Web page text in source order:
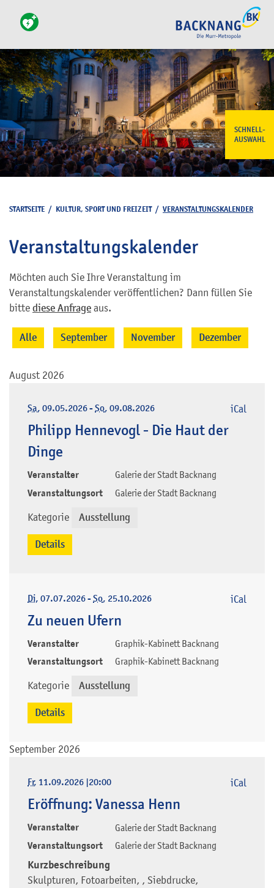
SCHNELL-
AUSWAHL
STARTSEITE / KULTUR, SPORT UND FREIZEIT/ VERANSTALTUNGSKALENDER
Veranstaltungskalender
Möchten auch Sie Ihre Veranstaltung im
Veranstaltungskalender veröffentlichen? Dann füllen Sie
bitte diese Anfrage aus.
Alle September November Dezember
August 2026
Sa, 09.05.2026-So, 09.08.2026
Philipp Hennevogl - Die Haut der
Dinge
Veranstalter Galerie der Stadt Backnang
Veranstaltungsort Galerie der Stadt Backnang
Kategorie Ausstellung
iCal
Details
Di, 07.07.2026-So, 25.10.2026
Zu neuen Ufern
Veranstalter Graphik-Kabinett Backnang
Veranstaltungsort Graphik-Kabinett Backnang
Kategorie Ausstellung
iCal
Details
September 2026
Fr, 11.09.2026 |20:00
Eröffnung: Vanessa Henn
Veranstalter Galerie der Stadt Backnang
Veranstaltungsort Galerie der Stadt Backnang
Kurzbeschreibung
Skulpturen, Fotoarbeiten, , Siebdrucke,
iCal